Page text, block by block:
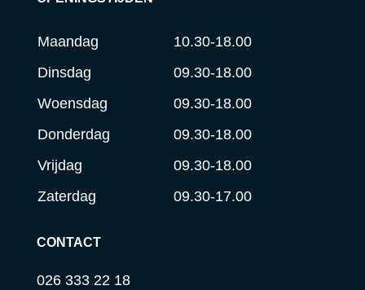
Maandag
10.30-18.00
Dinsdag
09.30-18.00
Woensdag
09.30-18.00
Donderdag
09.30-18.00
Vrijdag
09.30-18.00
Zaterdag
09.30-17.00
CONTACT
026 333 22 18